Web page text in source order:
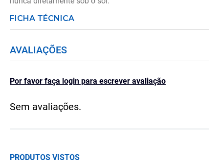
FICHA TÉCNICA
AVALIAÇÕES
Por favor faça login para escrever avaliação
Sem avaliações.
PRODUTOS VISTOS